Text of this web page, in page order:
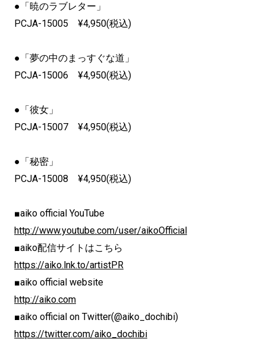
●「暁のラブレター」
PCJA-15005 ¥4,950(税込)
●「夢の中のまっすぐな道」
PCJA-15006 ¥4,950(税込)
●「彼女」
PCJA-15007 ¥4,950(税込)
●「秘密」
PCJA-15008 ¥4,950(税込)
■aiko official YouTube
http://www.youtube.com/user/aikoOfficial
■aiko配信サイトはこちら
https://aiko.lnk.to/artistPR
■aiko official website
http://aiko.com
■aiko official on Twitter(@aiko_dochibi)
https://twitter.com/aiko_dochibi